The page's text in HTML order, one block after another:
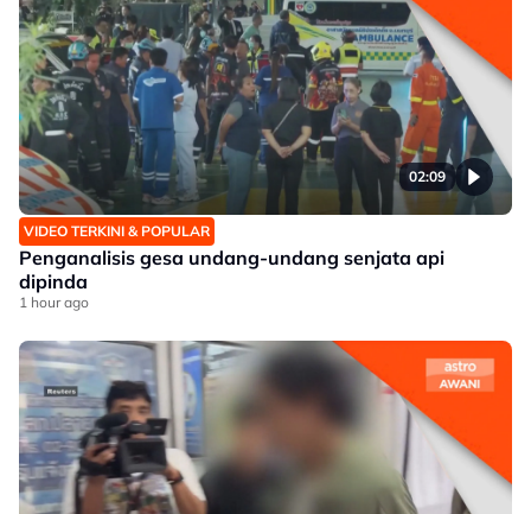
02:09
VIDEO TERKINI & POPULAR
Penganalisis gesa undang-undang senjata api
dipinda
1 hour ago